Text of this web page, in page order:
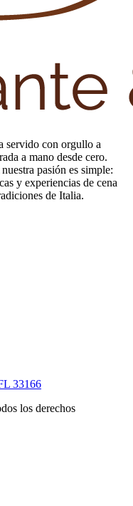
servido con orgullo a
a mano desde cero.
pasión es simple:
y experiencias de cena
de Italia.
33166
los derechos